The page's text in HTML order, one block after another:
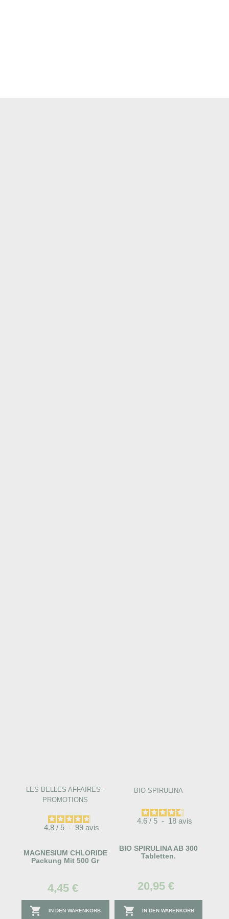
LES BELLES AFFAIRES -
PROMOTIONS
4.8 / 5 - 99 avis
MAGNESIUM CHLORIDE
Packung Mit 500 Gr
4,45 €
 IN DEN WARENKORB
BIO SPIRULINA
4.6 / 5 - 18 avis
BIO SPIRULINA AB 300
Tabletten.
20,95 €
 IN DEN WARENKORB